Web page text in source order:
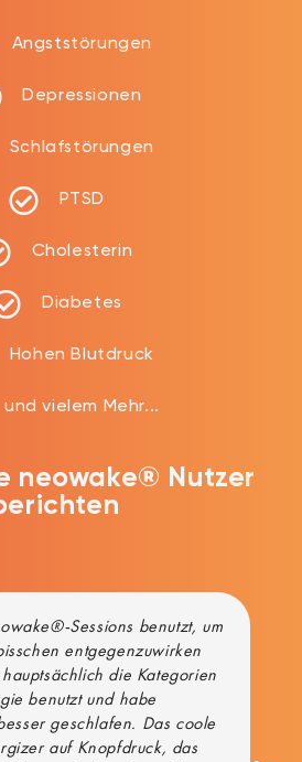
Angststörungen
Depressionen
Schlafstörungen
PTSD
Cholesterin
Diabetes
Hohen Blutdruck
und vielem Mehr...
neowake® Nutzer
Sessions benutzt, um
entgegenzuwirken
die Kategorien
benutzt und habe
geschlafen. Das coole
auf Knopfdruck, das